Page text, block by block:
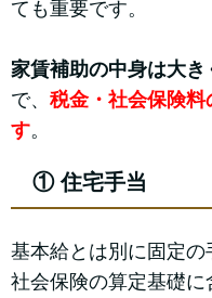
ても重要です。
家賃補助の中身は大き
で、 税金・社会保険料
す。
① 住宅手当
基本給とは別に固定の
社会保険の算定基礎に